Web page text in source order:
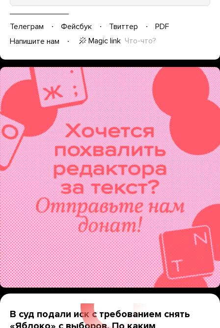
Телеграм Фейсбук Твиттер
PDF
Напишите нам
Magic link Что-что?
В суд подали иск с требованием снять